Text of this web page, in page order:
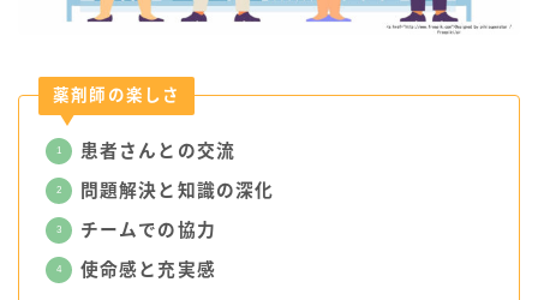
薬剤師の楽しさ
患者さんとの交流
問題解決と知識の深化
チームでの協力
使命感と充実感